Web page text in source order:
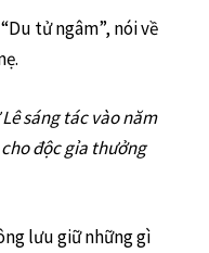
tử ngâm”, nói về
sáng tác vào năm
độc gỉa thưởng
lưu giữ những gì